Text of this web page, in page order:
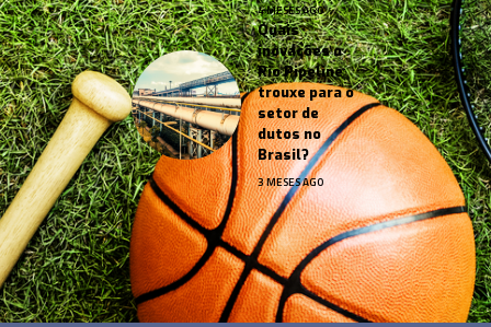
4 MESES AGO
Quais
inovações o
Rio Pipeline
trouxe para o
setor de
dutos no
Brasil?
3 MESES AGO